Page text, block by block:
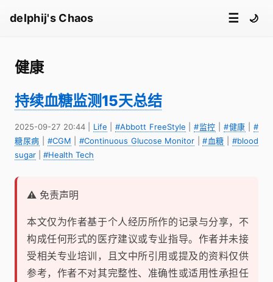
delphij's Chaos ☰ 🌙
健康
持续血糖监测15天总结
2025-09-27 20:44| Life |#Abbott FreeStyle #监控 |#健康 |#
糖尿病
#CGM #Continuous Glucose Monitor |#血糖
#blood
sugar
#Health Tech
⚠️ 免责声明
本文仅为作者基于个人经历所作的记录与分享，不
构成任何形式的医疗建议或专业指导。作者并未接
受相关专业培训，且文中所引用或提及的资料仅供
参考，作者不对其完整性、准确性或适用性承担任